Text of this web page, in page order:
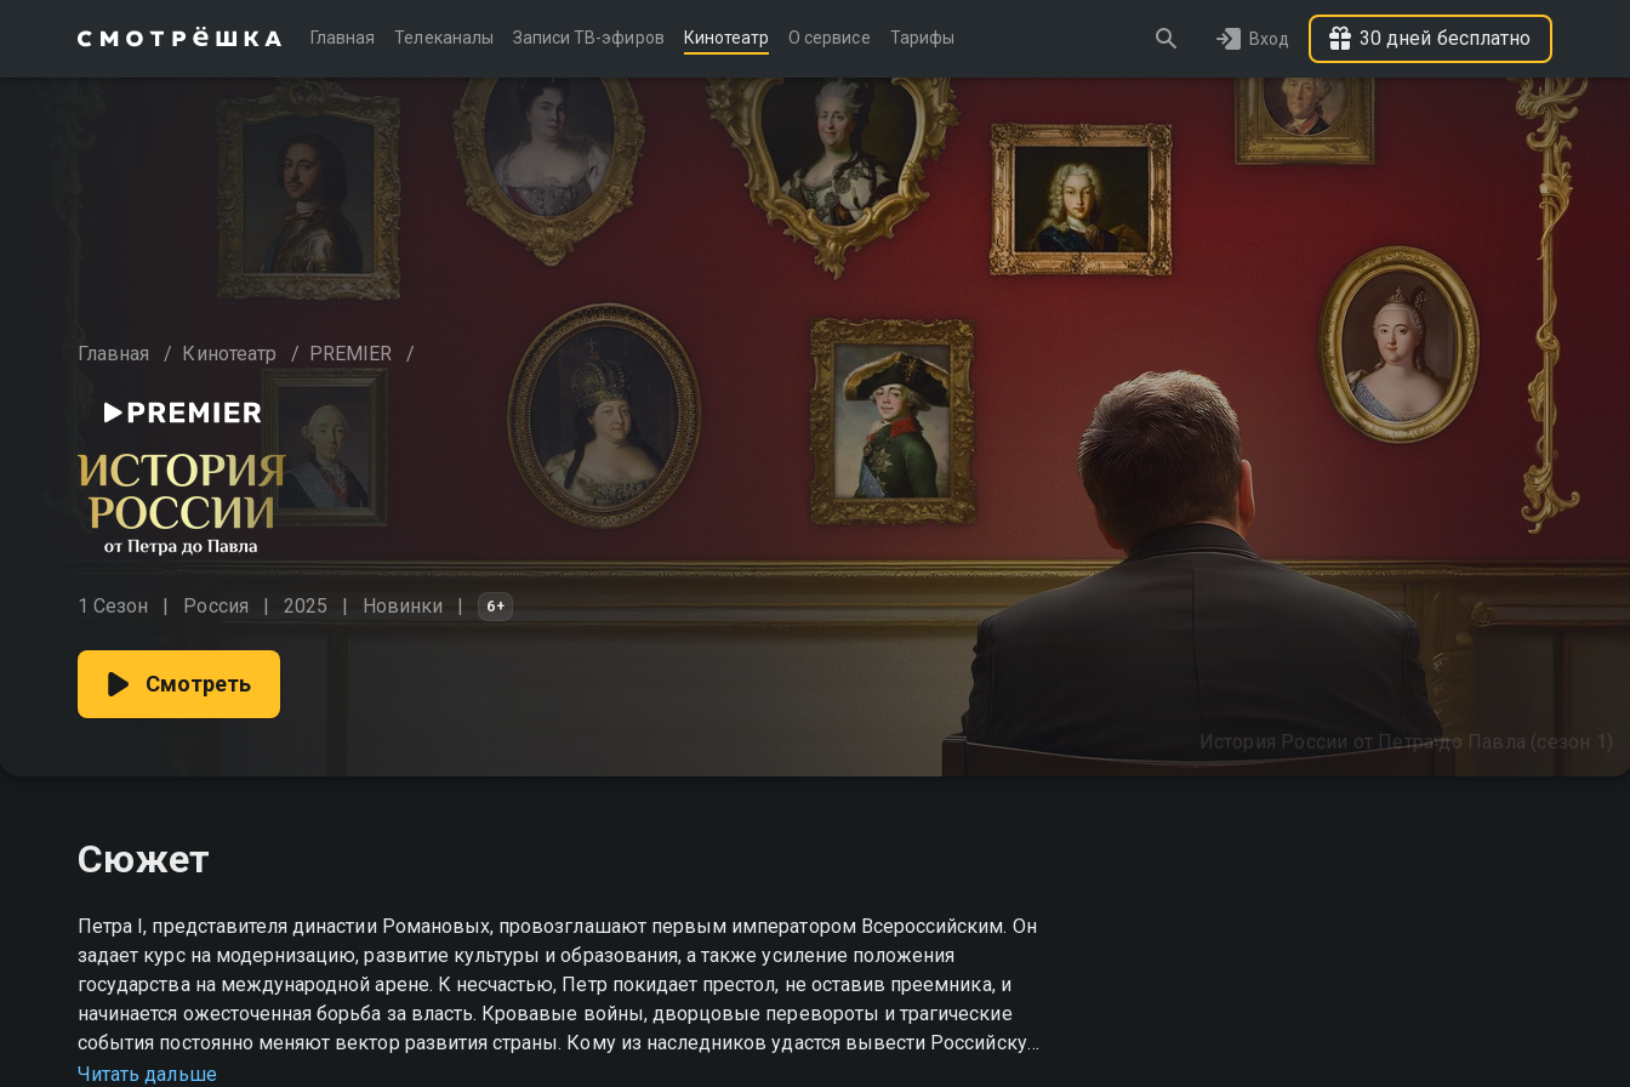
Главная Телеканалы Записи ТВ-эфиров Кинотеатр О сервисе Тарифы Вход 30 дней бесплатно
Главная / Кинотеатр / PREMIER /
1 Сезон Россия 2025 Новинки 6+
История России от Петра до Павла (сезон 1)
Смотреть
Сюжет
Петра I, представителя династии Романовых, провозглашают первым императором Всероссийским. Он
задает курс на модернизацию, развитие культуры и образования, а также усиление положения
государства на международной арене. К несчастью, Петр покидает престол, не оставив преемника, и
начинается ожесточенная борьба за власть. Кровавые войны, дворцовые перевороты и трагические
события постоянно меняют вектор развития страны. Кому из наследников удастся вывести Российскую
империю на новый уровень?
Читать дальше